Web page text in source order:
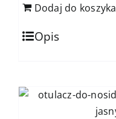
Dodaj do koszyka
Opis